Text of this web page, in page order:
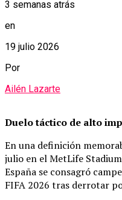
3 semanas atrás
en
19 julio 2026
Por
Ailén Lazarte
Duelo táctico de alto
En una definición
julio en el MetLife
España se consagró
FIFA 2026 tras derrotar